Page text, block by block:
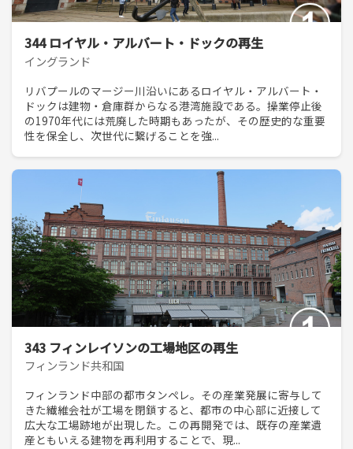
344 ロイヤル・アルバート・ドックの再生
イングランド
リバプールのマージー川沿いにあるロイヤル・アルバート・
ドックは建物・倉庫群からなる港湾施設である。操業停止後
の1970年代には荒廃した時期もあったが、その歴史的な重要
性を保全し、次世代に繋げることを強...
343 フィンレイソンの工場地区の再生
フィンランド共和国
フィンランド中部の都市タンペレ。その産業発展に寄与して
きた繊維会社が工場を閉鎖すると、都市の中心部に近接して
広大な工場跡地が出現した。この再開発では、既存の産業遺
産ともいえる建物を再利用することで、現...